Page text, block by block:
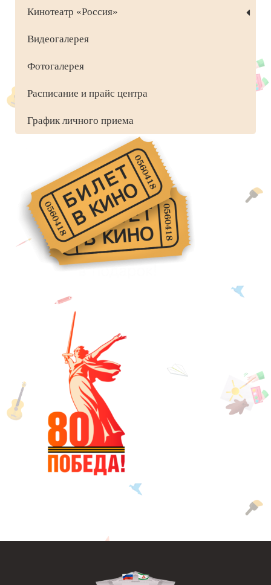
Кинотеатр «Россия»
Видеогалерея
Фотогалерея
Расписание и прайс центра
График личного приема